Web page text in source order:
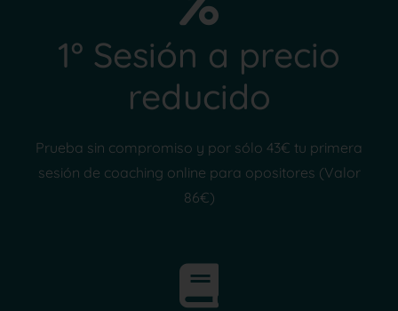
1º Sesión a precio
reducido
Prueba sin compromiso y por sólo 43€ tu primera
sesión de coaching online para opositores (Valor
86€)